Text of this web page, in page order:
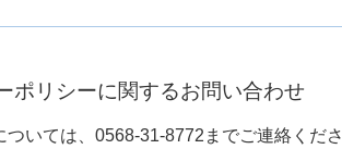
ポリシーに関するお問い合わせ
いては、 0568-31-8772 までご連絡くだ